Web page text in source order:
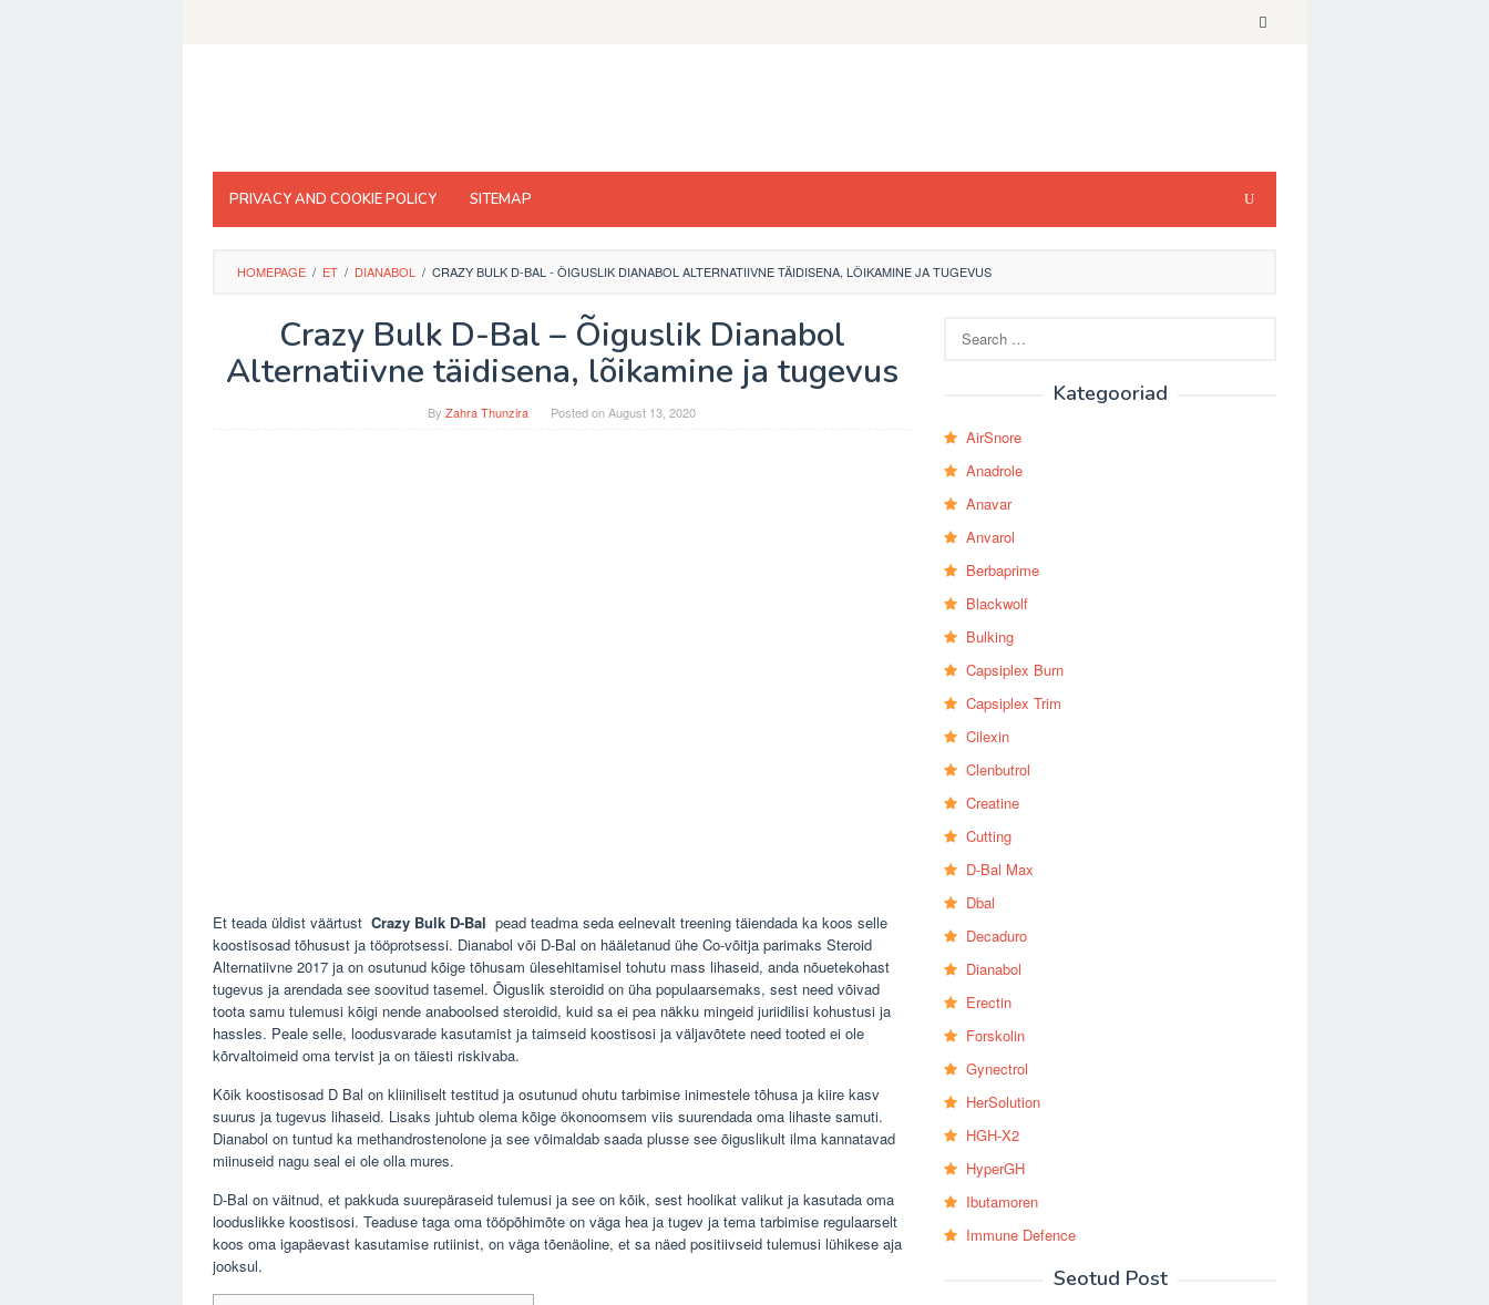
PRIVACY AND COOKIE POLICY SITEMAP
HOMEPAGE / ET / DIANABOL / CRAZY BULK D-BAL - ÕIGUSLIK DIANABOL ALTERNATIIVNE TÄIDISENA, LÕIKAMINE JA TUGEVUS
Crazy Bulk D-Bal – Õiguslik Dianabol
Alternatiivne täidisena, lõikamine ja tugevus
By Zahra Thunzira Posted onAugust 13, 2020
Et teada üldist väärtust Crazy Bulk D-Bal pead teadma seda eelnevalt treening täiendada ka koos selle
koostisosad tõhusust ja tööprotsessi. Dianabol või D-Bal on hääletanud ühe Co-võitja parimaks Steroid
Alternatiivne 2017 ja on osutunud kõige tõhusam ülesehitamisel tohutu mass lihaseid, anda nõuetekohast
tugevus ja arendada see soovitud tasemel. Õiguslik steroidid on üha populaarsemaks, sest need võivad
toota samu tulemusi kõigi nende anaboolsed steroidid, kuid sa ei pea näkku mingeid juriidilisi kohustusi ja
hassles. Peale selle, loodusvarade kasutamist ja taimseid koostisosi ja väljavõtete need tooted ei ole
kõrvaltoimeid oma tervist ja on täiesti riskivaba.
Kõik koostisosad D Bal on kliiniliselt testitud ja osutunud ohutu tarbimise inimestele tõhusa ja kiire kasv
suurus ja tugevus lihaseid. Lisaks juhtub olema kõige ökonoomsem viis suurendada oma lihaste samuti.
Dianabol on tuntud ka methandrostenolone ja see võimaldab saada plusse see õiguslikult ilma kannatavad
miinuseid nagu seal ei ole olla mures.
D-Bal on väitnud, et pakkuda suurepäraseid tulemusi ja see on kõik, sest hoolikat valikut ja kasutada oma
looduslikke koostisosi. Teaduse taga oma tööpõhimõte on väga hea ja tugev ja tema tarbimise regulaarselt
koos oma igapäevast kasutamise rutiinist, on väga tõenäoline, et sa näed positiivseid tulemusi lühikese aja
jooksul.
for:
Kategooriad
AirSnore
Anadrole
Anavar
Anvarol
Berbaprime
Blackwolf
Bulking
Capsiplex Burn
Capsiplex Trim
Cilexin
Clenbutrol
Creatine
Cutting
D-Bal Max
Dbal
Decaduro
Dianabol
Erectin
Forskolin
Gynectrol
HerSolution
HGH-X2
HyperGH
Ibutamoren
Immune Defence
Seotud Post